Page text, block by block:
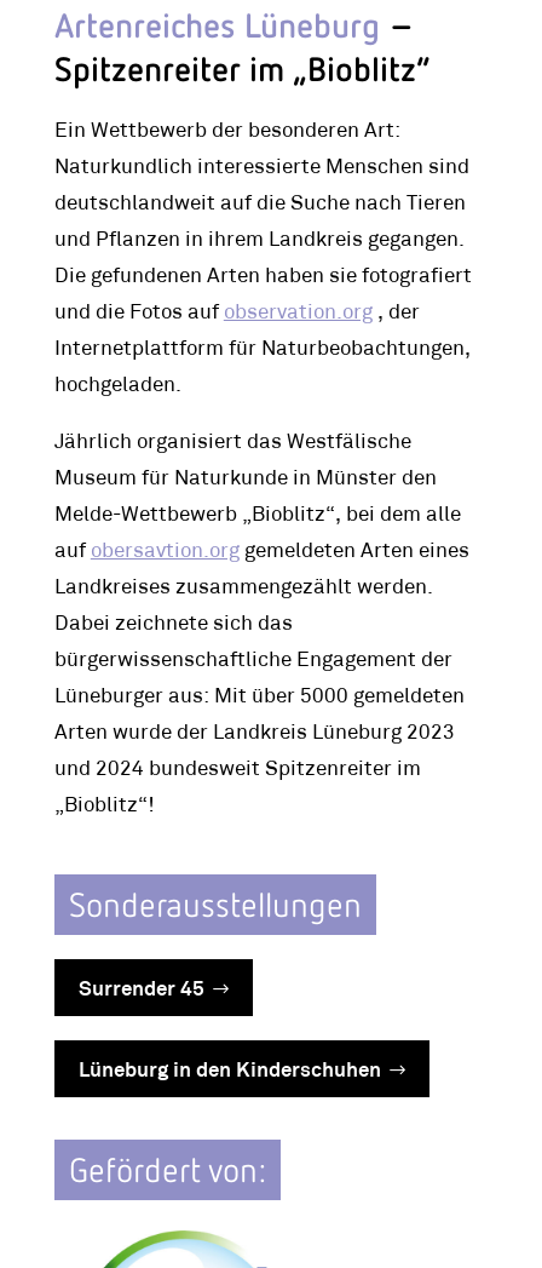
Artenreiches Lüneburg –
Spitzenreiter im „Bioblitz“
Ein Wettbewerb der besonderen Art:
Naturkundlich interessierte Menschen sind
deutschlandweit auf die Suche nach Tieren
und Pflanzen in ihrem Landkreis gegangen.
Die gefundenen Arten haben sie fotografiert
und die Fotos auf observation.org, der
Internetplattform für Naturbeobachtungen,
hochgeladen.
Jährlich organisiert das Westfälische
Museum für Naturkunde in Münster den
Melde-Wettbewerb „Bioblitz“, bei dem alle
auf obersavtion.orggemeldeten Arten eines
Landkreises zusammengezählt werden.
Dabei zeichnete sich das
bürgerwissenschaftliche Engagement der
Lüneburger aus: Mit über 5000 gemeldeten
Arten wurde der Landkreis Lüneburg 2023
und 2024 bundesweit Spitzenreiter im
„Bioblitz“!
Sonderausstellungen
Surrender 45
Lüneburg in den Kinderschuhen
Gefördert von: